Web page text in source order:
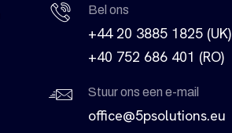
Bel ons
+44 20 3885 1825 (UK)
+40 752 686 401 (RO)
Stuur ons een e-mail
office@5psolutions.eu